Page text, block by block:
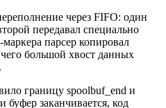
через FIFO: один
передавал специально
парсер копировал
чего большой хвост данных
границу spoolbuf_end и
буфер заканчивается, код